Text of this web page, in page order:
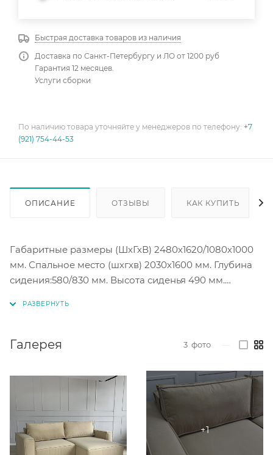
Быстрая доставка товаров из наличия
Доставка по Санкт-Петербургу и ЛО от 1200 руб
Гарантия 12 месяцев.
Услуги сборки
По наличию товара уточняйте у менеджеров по телефону: +7
(921) 754-44-53
ОПИСАНИЕ ОТЗЫВЫ КАК КУПИТЬ
Габаритные размеры (ШхГхВ) 2480х1620/1080х1000
мм. Спальное место (шхгхв) 2030х1600 мм. Глубина
сидения:580/830 мм. Высота сиденья 490 мм.
Механизм трансформации: еврокнижка.
Под заказ цветовое исполнение в коллекции ткани
велюр. Коллекция Velutto более 20 цветовых
решений на выбор.
Галерея 3 фото